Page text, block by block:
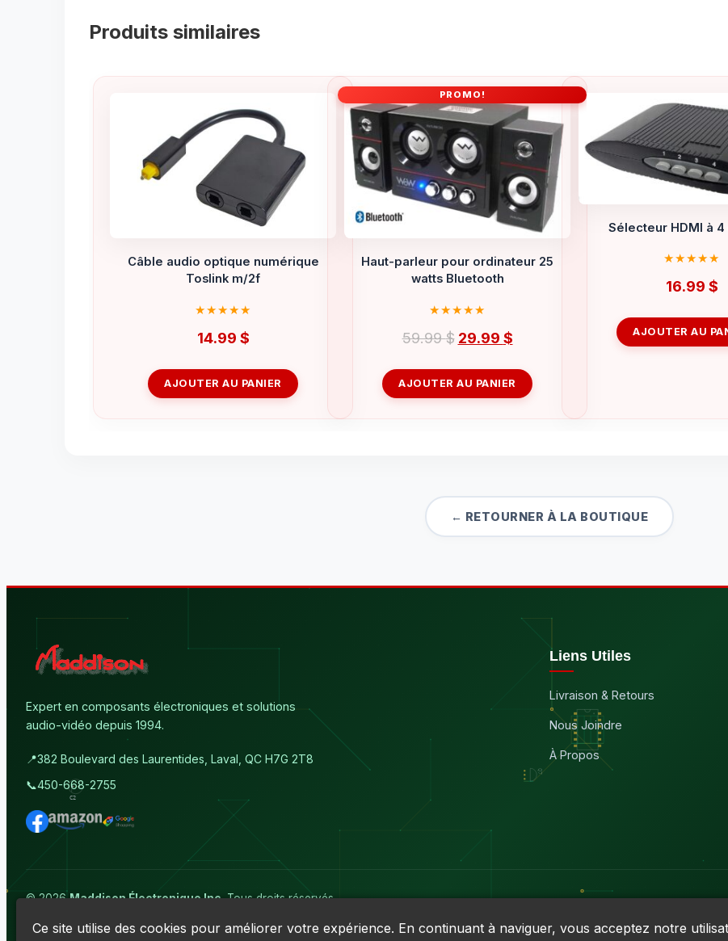
Produits similaires
Câble audio optique numérique
Toslink m/2f
14.99 $
AJOUTER AU PANIER
PROMO!
Haut-parleur pour ordinateur 25
watts Bluetooth
59.99$ Le
initial
29.99 $Le
actuel
AJOUTER AU PANIER
Sélecteur HDMI à
16.99 $
AJOUTER AU
← RETOURNER À LA BOUTIQUE
Expert en composants électroniques et solutions
audio-vidéo depuis 1994.
📍382 Boulevard des Laurentides, Laval, QC H7G 2T8
📞450-668-2755
Liens Utiles
Livraison & Retours
Nous Joindre
À Propos
© 2026Maddison Électronique Inc.Tous droits réservés.
Conditions d'utilisation
Ce site utilise des cookies pour améliorer votre expérience. En continuant à naviguer, vous acceptez notre